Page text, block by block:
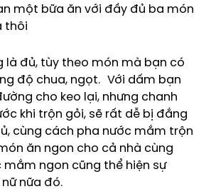
một bữa ăn với đầy đủ ba món
thôi
là đủ, tùy theo món mà bạn có
độ chua, ngọt. Với dấm bạn
cho keo lại, nhưng chanh
khi trộn gỏi, sẽ rất dễ bị đắng
cùng cách pha nước mắm trộn
ăn ngon cho cả nhà cùng
ngon cũng thể hiện sự
nữa đó.